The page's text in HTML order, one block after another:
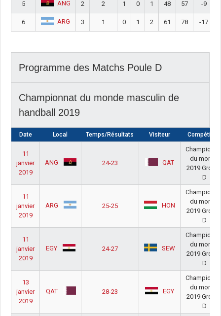
5 ANG 2 2 1 0 1 48 57 -9
6 ARG 3 1 0 1 2 61 78 -17
Programme des Matchs Poule D
Championnat du monde masculin de
handball 2019
Date Local Temps/Résultats Visiteur Compétition
11
janvier
2019
ANG 24-23 QAT
du monde
2019
D
11
janvier
2019
ARG 25-25 HON
du monde
2019
D
11
janvier
2019
EGY 24-27 SEW
du monde
2019
D
13
janvier
2019
QAT 28-23 EGY
du monde
2019
D